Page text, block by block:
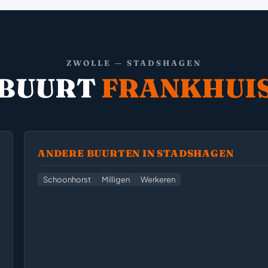
ZWOLLE — STADSHAGEN
ANDERE BUURTEN IN STADSHAGEN
Schoonhorst Milligen Werkeren